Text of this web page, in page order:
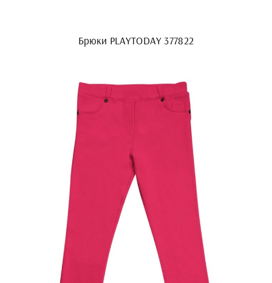
Брюки PLAYTODAY 377822